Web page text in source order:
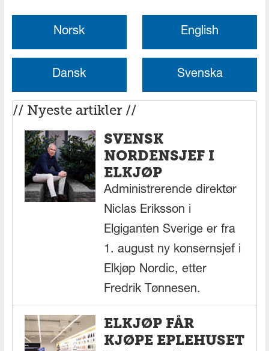
Norsk English
Dansk Svenska
// Nyeste artikler //
SVENSK
NORDENSJEF I
ELKJØP
Administrerende direktør
Niclas Eriksson i
Elgiganten Sverige er fra
1. august ny konsernsjef i
Elkjøp Nordic, etter
Fredrik Tønnesen.
ELKJØP FÅR
KJØPE EPLEHUSET